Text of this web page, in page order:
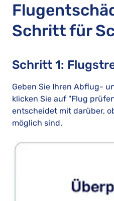
Schritt für
Schritt 1:
Geben Sie Ihren Abflug-
klicken Sie auf "Flug
entscheidet mit darüber,
möglich sind.